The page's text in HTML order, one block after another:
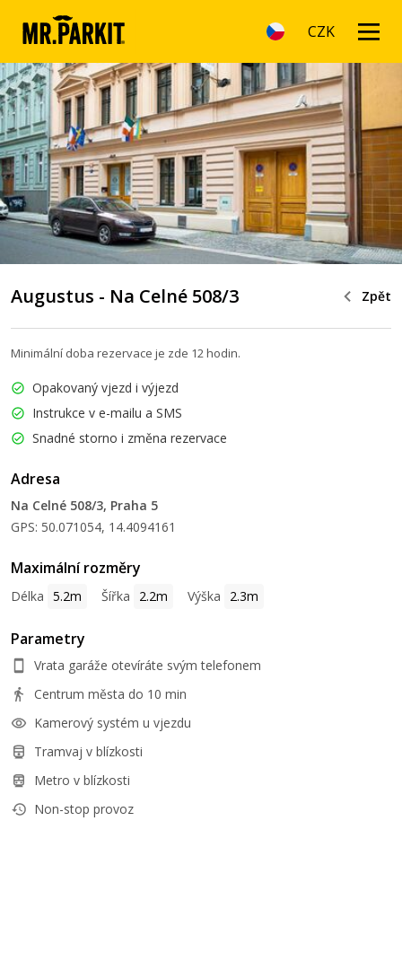
CZK
Augustus - Na Celné 508/3 Zpět
Minimální doba rezervace je zde 12 hodin.
Opakovaný vjezd i výjezd
Instrukce v e-mailu a SMS
Snadné storno i změna rezervace
Adresa
Na Celné 508/3, Praha 5
GPS: 50.071054, 14.4094161
Maximální rozměry
Délka 5.2m Šířka 2.2m Výška 2.3m
Parametry
Vrata garáže otevíráte svým telefonem
Centrum města do 10 min
Kamerový systém u vjezdu
Tramvaj v blízkosti
Metro v blízkosti
Non-stop provoz